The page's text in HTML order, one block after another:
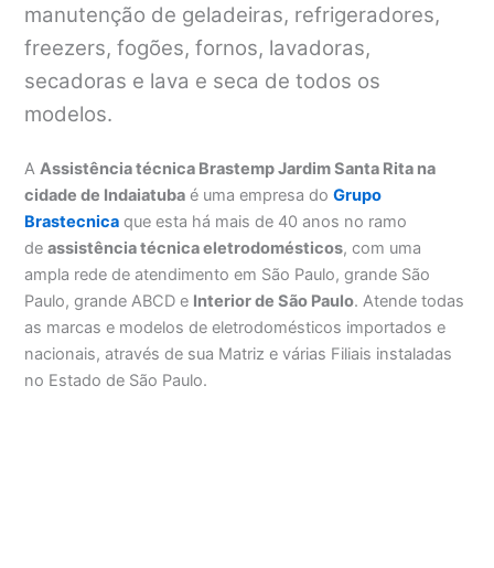
manutenção de geladeiras, refrigeradores,
freezers, fogões, fornos, lavadoras,
secadoras e lava e seca de todos os
modelos.
AAssistência técnica Brastemp Jardim Santa Rita na
cidade de Indaiatuba é uma empresa doGrupo
Brastecnica que esta há mais de 40 anos no ramo
deassistência técnica eletrodomésticos, com uma
ampla rede de atendimento em São Paulo, grande São
Paulo, grande ABCD e Interior de São Paulo. Atende todas
as marcas e modelos de eletrodomésticos importados e
nacionais, através de sua Matriz e várias Filiais instaladas
no Estado de São Paulo.